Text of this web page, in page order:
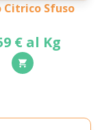
Citrico Sfuso
€ al Kg